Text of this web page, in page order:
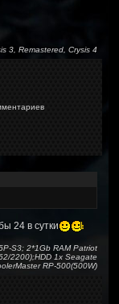
3, Remastered, Crysis 4
24 в сутки
S3; 2*1Gb RAM Patriot
2200);HDD 1x Seagate
RP-500(500W)